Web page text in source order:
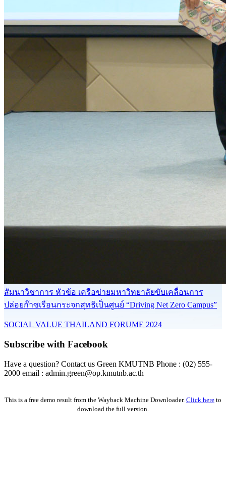
สัมนาวิชาการ หัวข้อ เครือข่ายมหาวิทยาลัยขับเคลื่อนการ
ปล่อยก๊าซเรือนกระจกสุทธิเป็นศูนย์ “Driving Net Zero Campus”
SOCIAL VALUE THAILAND FORUME 2024
Subscribe with Facebook
Have a question? Contact us Green KMUTNB Phone : (02) 555-
2000 email : admin.green@op.kmutnb.ac.th
This is a free demo result from the Wayback Machine Downloader. Click here to
download the full version.